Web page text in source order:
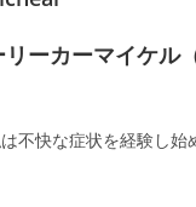
ーカーマイケル
不快な症状を経験し始